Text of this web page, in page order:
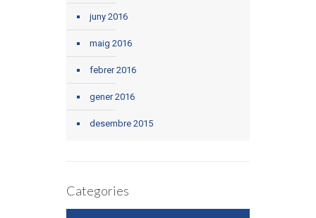
juny 2016
maig 2016
febrer 2016
gener 2016
desembre 2015
Categories